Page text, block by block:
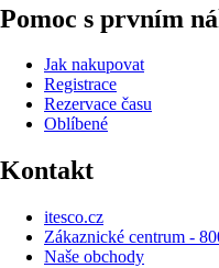
Pomoc s prvním
Jak nakupovat
Registrace
Rezervace času
Oblíbené
Kontakt
itesco.cz
Zákaznické centrum -
Naše obchody